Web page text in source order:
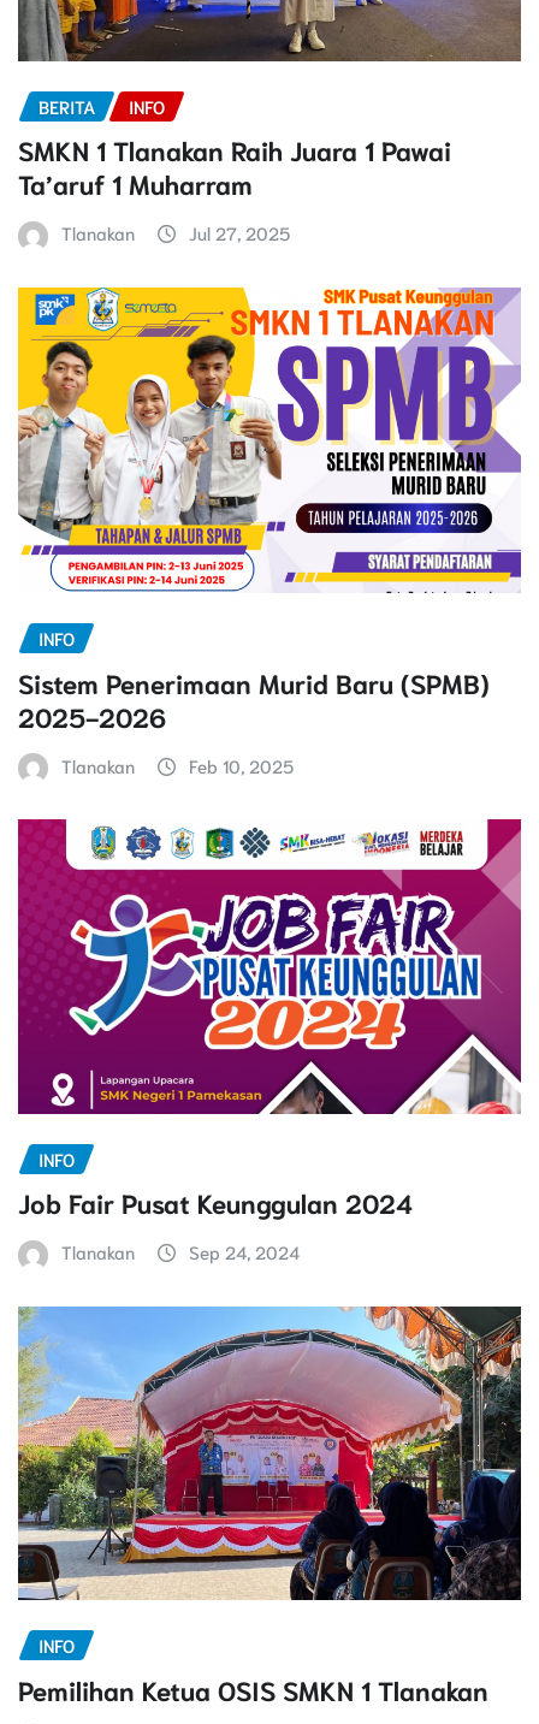
BERITA INFO
SMKN 1 Tlanakan Raih Juara 1 Pawai
Ta’aruf 1 Muharram
Tlanakan Jul 27, 2025
INFO
Sistem Penerimaan Murid Baru (SPMB)
2025-2026
Tlanakan Feb 10, 2025
INFO
Job Fair Pusat Keunggulan 2024
Tlanakan Sep 24, 2024
INFO
Pemilihan Ketua OSIS SMKN 1 Tlanakan